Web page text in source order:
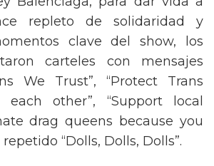
repleto de solidaridad y
clave del show, los
carteles con mensajes
We Trust”, “Protect Trans
each other”, “Support local
drag queens because you
“Dolls, Dolls, Dolls”.